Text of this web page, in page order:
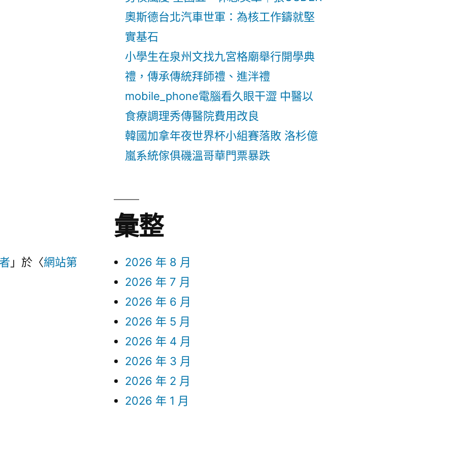
奧斯德台北汽車世軍：為核工作鑄就堅
實基石
小學生在泉州文找九宮格廟舉行開學典
禮，傳承傳統拜師禮、進泮禮
mobile_phone電腦看久眼干澀 中醫以
食療調理秀傳醫院費用改良
韓國加拿年夜世界杯小組賽落敗 洛杉億
嵐系統傢俱磯溫哥華門票暴跌
」於〈網站第
彙整
2026 年 8 月
2026 年 7 月
2026 年 6 月
2026 年 5 月
2026 年 4 月
2026 年 3 月
2026 年 2 月
2026 年 1 月